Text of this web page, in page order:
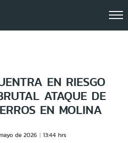
EN RIESGO
ATAQUE DE
EN MOLINA
de 2026 13:44 hrs